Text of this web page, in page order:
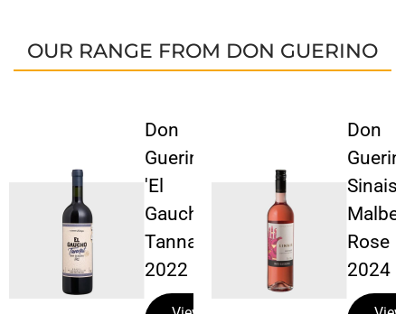
OUR RANGE FROM DON GUERINO
Don
Guerino
'El
Gaucho'
Tannat
2022
Don
Sinais
Rose
2024